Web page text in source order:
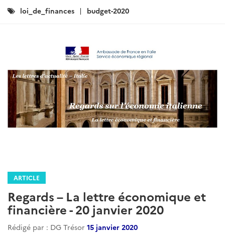
Catégories
loi_de_finances budget-2020
ARTICLE
Regards – La lettre économique et
financière - 20 janvier 2020
Rédigé par : DG Trésor 15 janvier 2020